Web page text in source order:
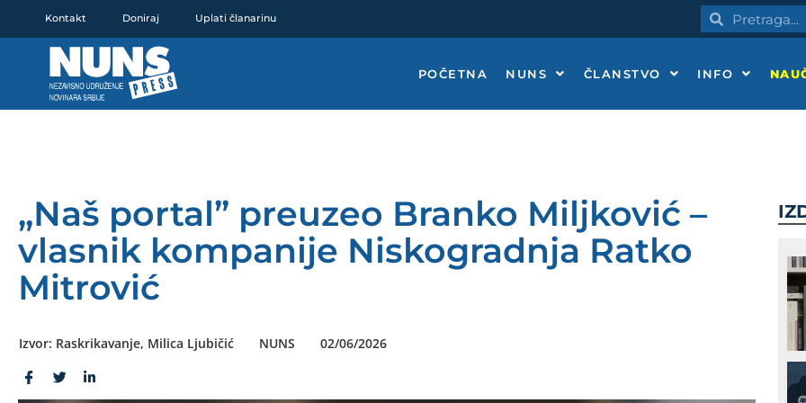
Kontakt Doniraj Uplati članarinu PretragaPretraga
POČETNA NUNS ČLANSTVO INFO
„Naš portal” preuzeo Branko Miljković –
vlasnik kompanije Niskogradnja Ratko
Mitrović
Izvor: Raskrikavanje, Milica Ljubičić NUNS 02/06/2026